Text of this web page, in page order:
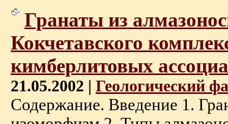
Гранаты из
Кокчетавского
кимберлитовых
21.05.2002 | Геологический
Содержание. Введение 1.